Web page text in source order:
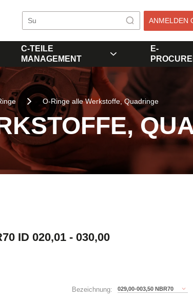
ANMELDEN
C-TEILE
MANAGEMENT
E-
O-Ringe alle Werkstoffe, Quadringe
ID 020,01 - 030,00
Bezeichnung: 029,00-003,50 NBR70